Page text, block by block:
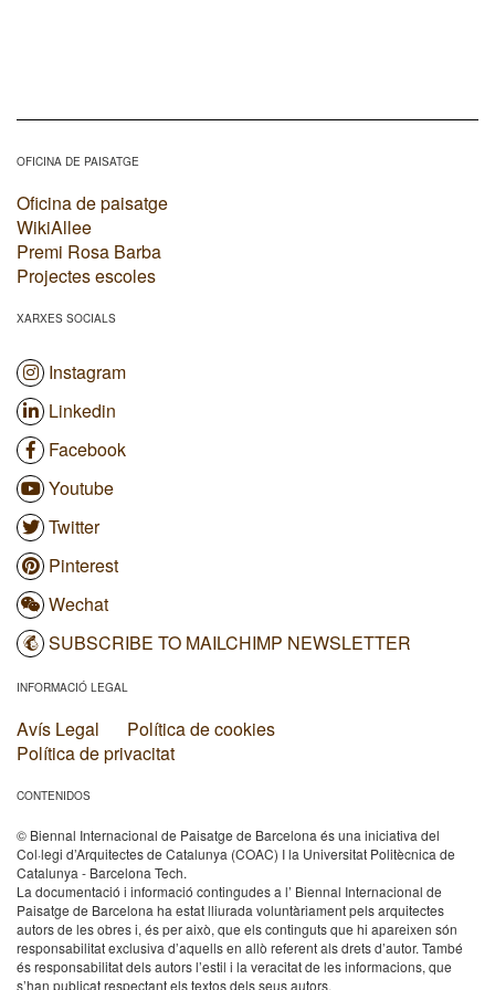
OFICINA DE PAISATGE
Oficina de paisatge
WikiAllee
Premi Rosa Barba
Projectes escoles
XARXES SOCIALS
Instagram
Linkedin
Facebook
Youtube
Twitter
Pinterest
Wechat
SUBSCRIBE TO MAILCHIMP NEWSLETTER
INFORMACIÓ LEGAL
Avís Legal
Política de cookies
Política de privacitat
CONTENIDOS
© Biennal Internacional de Paisatge de Barcelona és una iniciativa del
Col·legi d’Arquitectes de Catalunya (COAC) I la Universitat Politècnica de
Catalunya - Barcelona Tech.
La documentació i informació contingudes a l’ Biennal Internacional de
Paisatge de Barcelona ha estat lliurada voluntàriament pels arquitectes
autors de les obres i, és per això, que els continguts que hi apareixen són
responsabilitat exclusiva d’aquells en allò referent als drets d’autor. També
és responsabilitat dels autors l’estil i la veracitat de les informacions, que
s’han publicat respectant els textos dels seus autors.